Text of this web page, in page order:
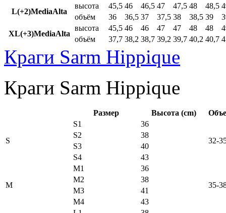
L(+2)MediaAlta
высота 45,5 46 46,5 47 47,5 48 48,5
объём
36 36,5 37 37,5 38 38,5 39
XL(+3)MediaAlta
высота 45,5 46 46 47 47 48 48
объём
37,7 38,2 38,7 39,2 39,7 40,2 40,7
Краги Sarm Hippique
Краги Sarm Hippique
Размер Высота (cm)
S
S1
36
32-
S2
38
S3
40
S4
43
M
M1
36
35-
M2
38
M3
41
M4
43